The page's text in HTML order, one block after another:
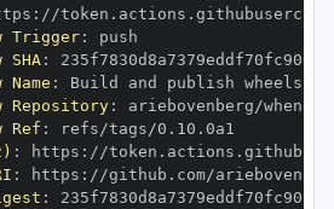
:
Trigger:
:
:
Repository:
Ref :
: https :
: https :
: